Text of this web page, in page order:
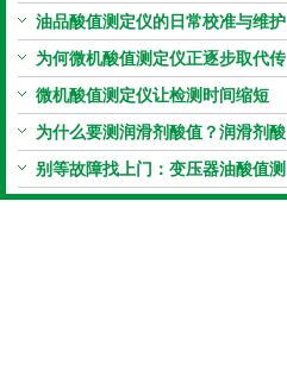
备、参数设置与结果解读
油品酸值测定仪的日常校准与维护
流程
为何微机酸值测定仪正逐步取代传
统手动滴定法？
微机酸值测定仪让检测时间缩短
50%
为什么要测润滑剂酸值？润滑剂酸
值测定法告诉你答案
别等故障找上门：变压器油酸值测
试仪的预警功能